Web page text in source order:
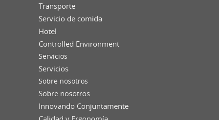
Transporte
Servicio de comida
Hotel
Controlled Environment
Servicios
Servicios
Sobre nosotros
Sobre nosotros
Innovando Conjuntamente